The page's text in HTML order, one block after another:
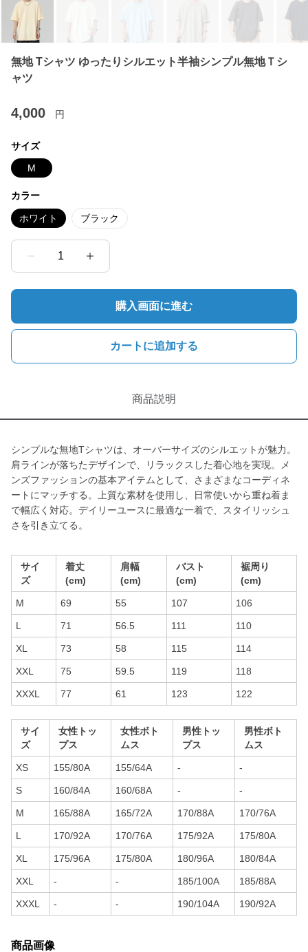
無地 Tシャツ ゆったりシルエット半袖シンプル無地Ｔシ
ャツ
4,000 円
サイズ
M
カラー
ホワイト ブラック
1
購入画面に進む
カートに追加する
商品説明
シンプルな無地Tシャツは、オーバーサイズのシルエットが魅力。
肩ラインが落ちたデザインで、リラックスした着心地を実現。メ
ンズファッションの基本アイテムとして、さまざまなコーディネ
ートにマッチする。上質な素材を使用し、日常使いから重ね着ま
で幅広く対応。デイリーユースに最適な一着で、スタイリッシュ
さを引き立てる。
サイ
ズ
着丈
(cm)
肩幅
(cm)
バスト
(cm)
裾周り
(cm)
M 69 55 107 106
L 71 56.5 111 110
XL 73 58 115 114
XXL 75 59.5 119 118
XXXL 77 61 123 122
サイ
ズ
女性トッ
プス
女性ボト
ムス
男性トッ
プス
男性ボト
ムス
XS 155/80A 155/64A - -
S 160/84A 160/68A - -
M 165/88A 165/72A 170/88A 170/76A
L 170/92A 170/76A 175/92A 175/80A
XL 175/96A 175/80A 180/96A 180/84A
XXL - - 185/100A 185/88A
XXXL - - 190/104A 190/92A
商品画像